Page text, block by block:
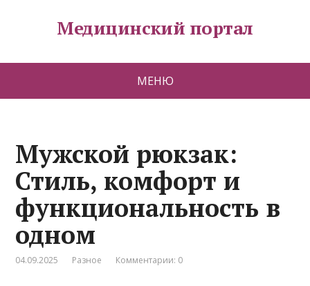
Медицинский портал
МЕНЮ
Мужской рюкзак:
Стиль, комфорт и
функциональность в
одном
04.09.2025 Разное Комментарии: 0